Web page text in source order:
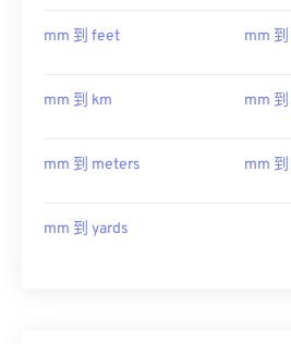
mm 到 feet mm
mm 到 km mm
mm 到 meters mm
mm 到 yards